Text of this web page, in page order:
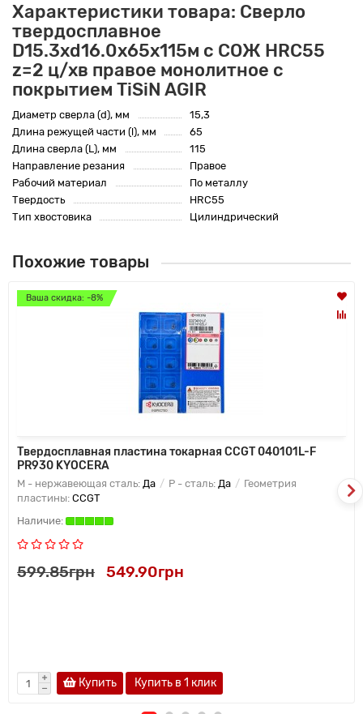
Характеристики товара: Сверло
твердосплавное
D15.3xd16.0х65х115м с СОЖ HRC55
z=2 ц/хв правое монолитное с
покрытием TiSiN AGIR
Диаметр сверла (d), мм
15,3
Длина режущей части (l), мм
65
Длина сверла (L), мм
115
Направление резания
Правое
Рабочий материал
По металлу
Твердость
HRC55
Тип хвостовика
Цилиндрический
Похожие товары
Ваша скидка: -8%
Твердосплавная пластина токарная CCGT 040101L-F
PR930 KYOCERA
M - нержавеющая сталь: Да P - сталь: Да
Геометрия
пластины: CCGT
599.85грн 549.90грн
Купить Купить в 1 клик